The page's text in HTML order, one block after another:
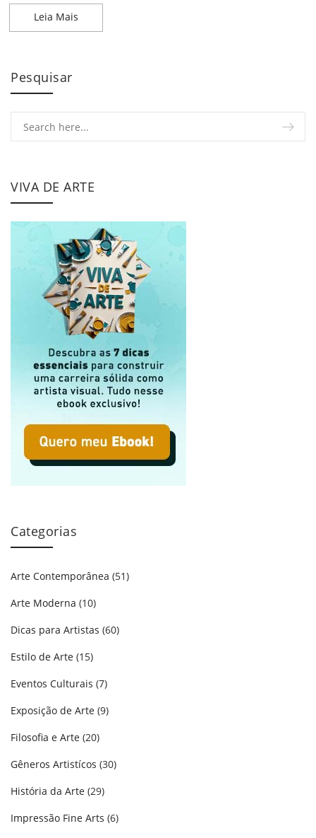
Leia Mais
Pesquisar
VIVA DE ARTE
Categorias
Arte Contemporânea (51)
Arte Moderna (10)
Dicas para Artistas (60)
Estilo de Arte (15)
Eventos Culturais (7)
Exposição de Arte (9)
Filosofia e Arte (20)
Gêneros Artistícos (30)
História da Arte (29)
Impressão Fine Arts (6)